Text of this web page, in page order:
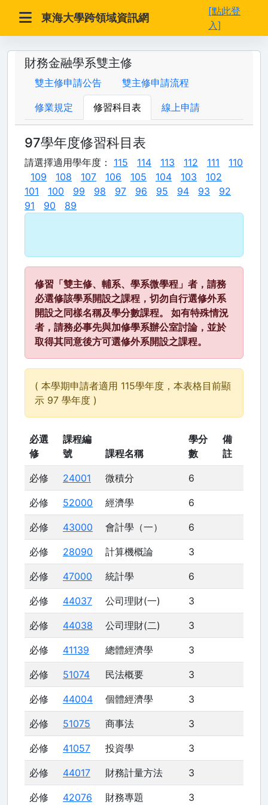
東海大學跨領域資訊網
[點此登
入]
財務金融學系雙主修
雙主修申請公告 雙主修申請流程
修業規定 修習科目表 線上申請
97學年度修習科目表
請選擇適用學年度： 115 114 113 112 111
110
109
108 107 106 105 104 103
102
101
100 99 98 97 96 95 94 93
92
91
90 89
修習「雙主修、輔系、學系微學程」者，請務
必選修該學系開設之課程，切勿自行選修外系
開設之同樣名稱及學分數課程。 如有特殊情況
者，請務必事先與加修學系辦公室討論，並於
取得其同意後方可選修外系開設之課程。
( 本學期申請者適用 115學年度，本表格目前顯
示 97 學年度 )
必選
修
課程編
號
課程名稱
學分
數
備
註
必修 24001 微積分 6
必修 52000 經濟學 6
必修 43000 會計學（一） 6
必修 28090 計算機概論 3
必修 47000 統計學 6
必修 44037 公司理財(一) 3
必修 44038 公司理財(二) 3
必修 41139 總體經濟學 3
必修 51074 民法概要 3
必修 44004 個體經濟學 3
必修 51075 商事法 3
必修 41057 投資學 3
必修 44017 財務計量方法 3
必修 42076 財務專題 3